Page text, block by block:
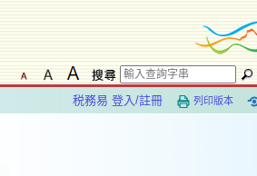
列印版本
税務易 登入/註冊